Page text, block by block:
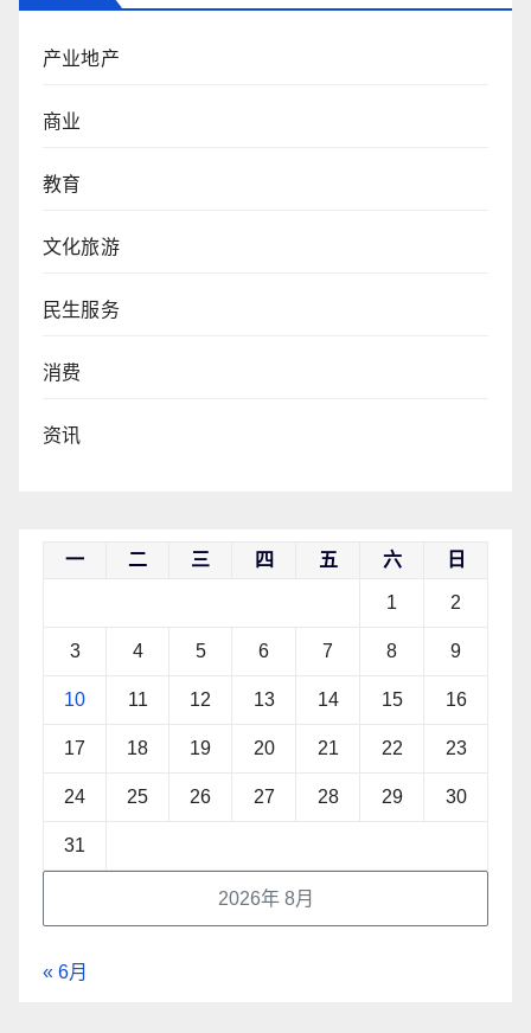
产业地产
商业
教育
文化旅游
民生服务
消费
资讯
2026年 8月
一 二 三 四 五 六 日
1 2
3 4 5 6 7 8 9
10 11 12 13 14 15 16
17 18 19 20 21 22 23
24 25 26 27 28 29 30
31
« 6月